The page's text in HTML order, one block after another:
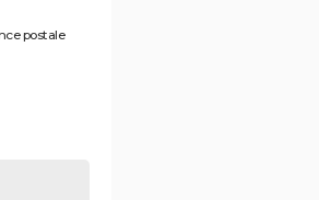
postale